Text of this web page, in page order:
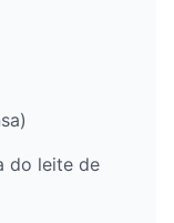
do leite de